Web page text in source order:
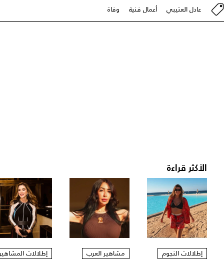
عادل العتيبي أعمال فنية وفاة
الأكثر قراءة
إطلالات النجوم مشاهير العرب إطلالات